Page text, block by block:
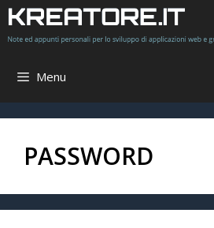
Vai
al
contenuto
Menu
PASSWORD